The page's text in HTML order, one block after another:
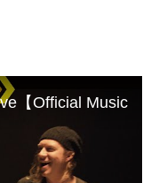
【Official Music